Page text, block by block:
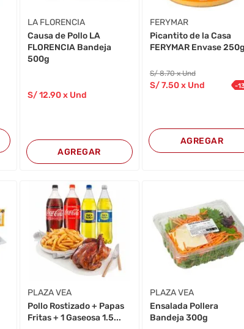
LA FLORENCIA
Causa de Pollo LA
FLORENCIA Bandeja
500g
S/12.90 x Und
AGREGAR
FERYMAR
Picantito de la Casa
FERYMAR Envase 250g
S/8.70 x Und
S/7.50x Und -
AGREGAR
PLAZA VEA
Pollo Rostizado + Papas
Fritas + 1 Gaseosa 1.5...
PLAZA VEA
Ensalada Pollera
Bandeja 300g